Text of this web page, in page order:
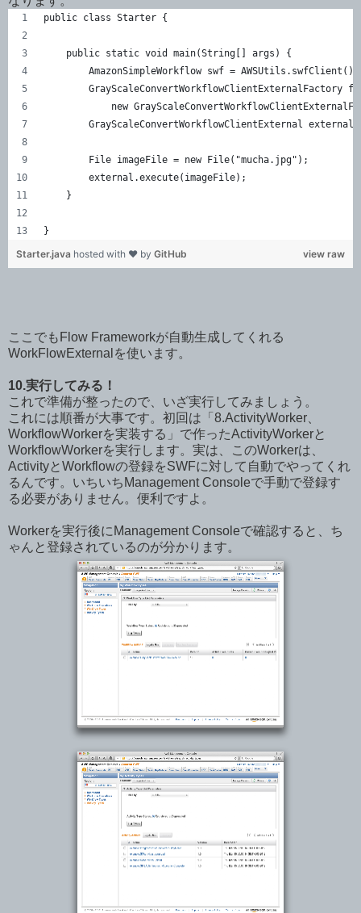
public class Starter {
    public static void main(String[] args) {
        AmazonSimpleWorkflow swf = AWSUtils.swfClient();
GrayScaleConvertWorkflowClientExternalFactory
new
GrayScaleConvertWorkflowClientExternal external
        File imageFile = new File("mucha.jpg");
        external.execute(imageFile);
    }
}
view raw
Starter.java hosted with ❤ by GitHub
ここでもFlow Frameworkが自動生成してくれる
WorkFlowExternalを使います。
10.実行してみる！
これで準備が整ったので、いざ実行してみましょう。
これには順番が大事です。初回は「8.ActivityWorker、
WorkflowWorkerを実装する」で作ったActivityWorkerと
WorkflowWorkerを実行します。実は、このWorkerは、
ActivityとWorkflowの登録をSWFに対して自動でやってくれ
るんです。いちいちManagement Consoleで手動で登録す
る必要がありません。便利ですよ。
Workerを実行後にManagement Consoleで確認すると、ち
ゃんと登録されているのが分かります。